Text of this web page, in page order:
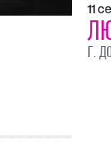
11
Г.